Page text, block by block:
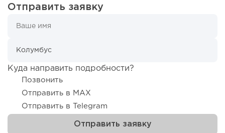
Отправить заявку
Куда направить подробности?
Позвонить
Отправить в MAX
Отправить в Telegram